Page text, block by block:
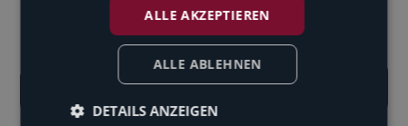
ALLE AKZEPTIEREN
ALLE ABLEHNEN
DETAILS ANZEIGEN